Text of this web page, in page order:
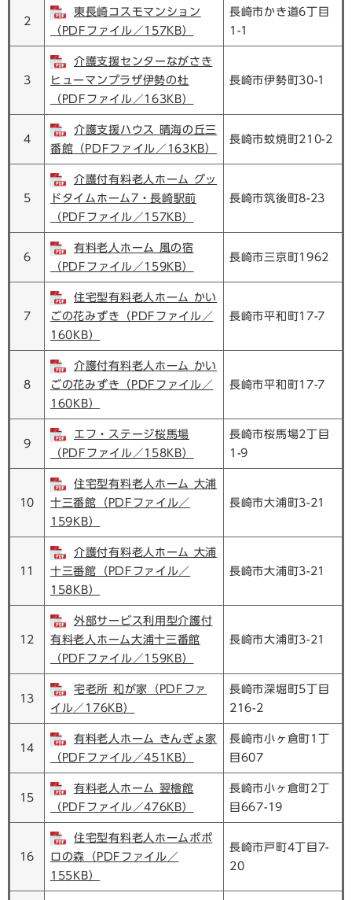
2
東長崎コスモマンション
（PDFファイル／157KB）
長崎市かき道6丁目
1-1
3
介護支援センターながさき
ヒューマンプラザ伊勢の杜
（PDFファイル／163KB）
長崎市伊勢町30-1
4
介護支援ハウス 晴海の丘三
番館（PDFファイル／163KB）
長崎市蚊焼町210-2
5
介護付有料老人ホーム グッ
ドタイムホーム7・長崎駅前
（PDFファイル／157KB）
長崎市筑後町8-23
6
有料老人ホーム 風の宿
（PDFファイル／159KB）
長崎市三京町1962
7
住宅型有料老人ホーム かい
ごの花みずき（PDFファイル／
160KB）
長崎市平和町17-7
8
介護付有料老人ホーム かい
ごの花みずき（PDFファイル／
160KB）
長崎市平和町17-7
9
エフ・ステージ桜馬場
（PDFファイル／158KB）
長崎市桜馬場2丁目
1-9
10
住宅型有料老人ホーム 大浦
十三番館（PDFファイル／
159KB）
長崎市大浦町3-21
11
介護付有料老人ホーム 大浦
十三番館（PDFファイル／
158KB）
長崎市大浦町3-21
12
外部サービス利用型介護付
有料老人ホーム大浦十三番館
（PDFファイル／159KB）
長崎市大浦町3-21
13
宅老所 和が家（PDFファ
イル／176KB）
長崎市深堀町5丁目
216-2
14
有料老人ホーム きんぎょ家
（PDFファイル／451KB）
長崎市小ヶ倉町1丁
目607
15
有料老人ホーム 翌檜館
（PDFファイル／476KB）
長崎市小ヶ倉町2丁
目667-19
16
住宅型有料老人ホームポポ
ロの森（PDFファイル／
155KB）
長崎市戸町4丁目7-
20